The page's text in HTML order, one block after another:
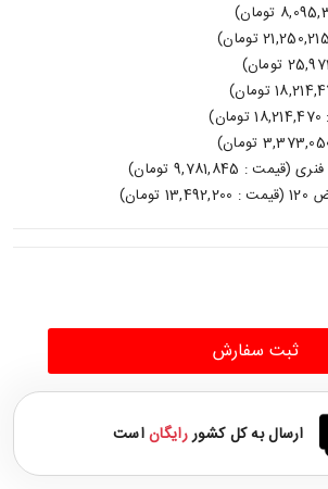
9,781,845 تومان)
ثبت سفارش
ارسال به کل کشوررایگاناست